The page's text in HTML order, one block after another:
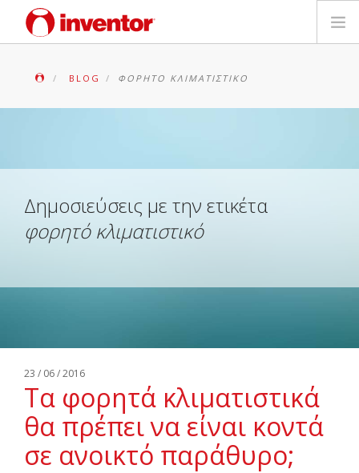
ΕΓΓΥΗΣΗ
Blog
Ελληνικά
BLOG ΦΟΡΗΤΌ ΚΛΙΜΑΤΙΣΤΙΚΌ
Δημοσιεύσεις με την ετικέτα
φορητό κλιματιστικό
23 / 06 / 2016
Τα φορητά κλιματιστικά
θα πρέπει να είναι κοντά
σε ανοικτό παράθυρο;